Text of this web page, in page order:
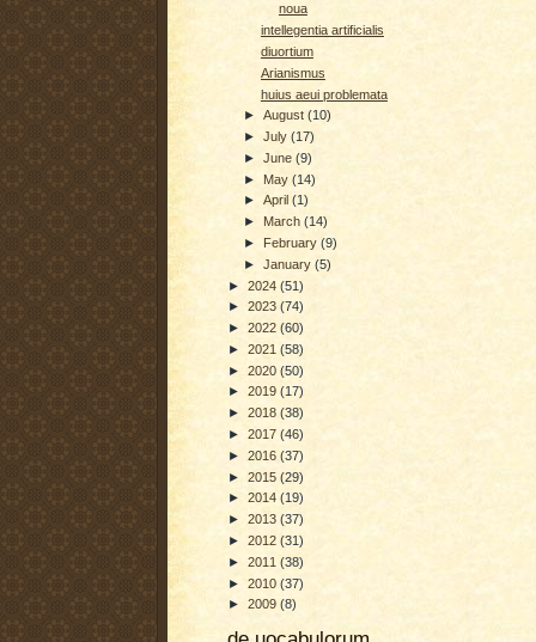
noua
intellegentia artificialis
diuortium
Arianismus
huius aeui problemata
►August(10)
►July(17)
►June(9)
► May(14)
►April(1)
► March(14)
► February(9)
►January(5)
► 2024 (51)
► 2023 (74)
► 2022 (60)
► 2021 (58)
► 2020 (50)
► 2019 (17)
► 2018 (38)
► 2017 (46)
► 2016 (37)
► 2015 (29)
► 2014 (19)
► 2013 (37)
► 2012 (31)
► 2011 (38)
► 2010 (37)
► 2009 (8)